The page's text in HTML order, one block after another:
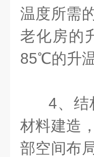
温度所需
老化房的
85℃的升
4、结
材料建造
部空间布